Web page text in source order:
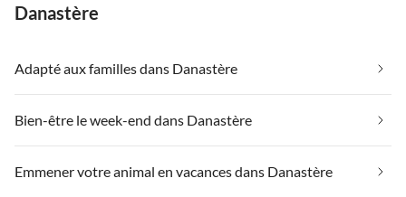
Danastère
Adapté aux familles dans Danastère
Bien-être le week-end dans Danastère
Emmener votre animal en vacances dans Danastère